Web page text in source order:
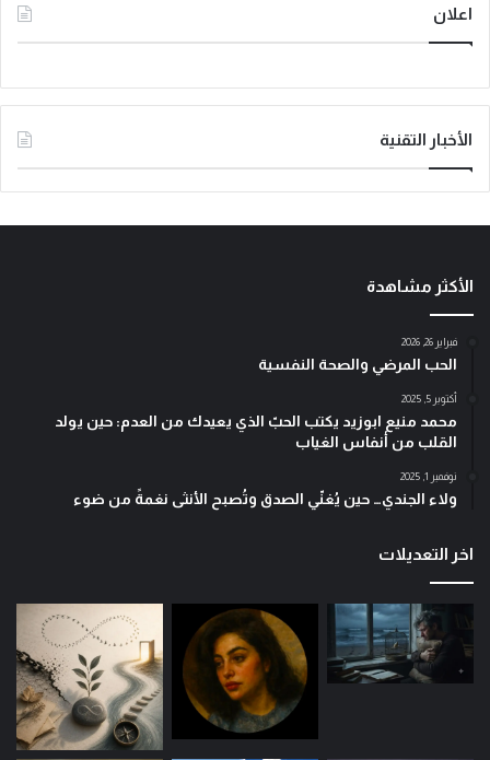
اعلان
الأخبار التقنية
الأكثر مشاهدة
فبراير 26, 2026
الحب المرضي والصحة النفسية
أكتوبر 5, 2025
محمد منيع ابوزيد يكتب الحبّ الذي يعيدك من العدم: حين يولد
القلب من أنفاس الغياب
نوفمبر 1, 2025
ولاء الجندي… حين يُغنّي الصدق وتُصبح الأنثى نغمةً من ضوء
اخر التعديلات